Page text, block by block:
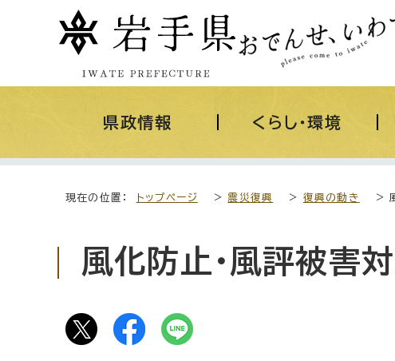
県政情報 くらし・環境
現在の位置： トップページ > 震災復興 > 復興の動き >
風化防止・風評被害